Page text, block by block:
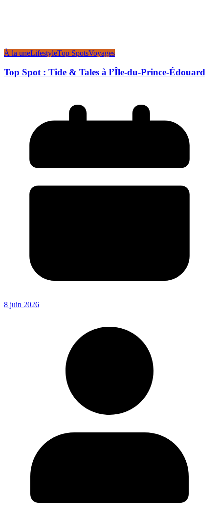
À la uneLifestyleTop SpotsVoyages
Top Spot : Tide & Tales à l’Île-du-Prince-Édouard
8 juin 2026